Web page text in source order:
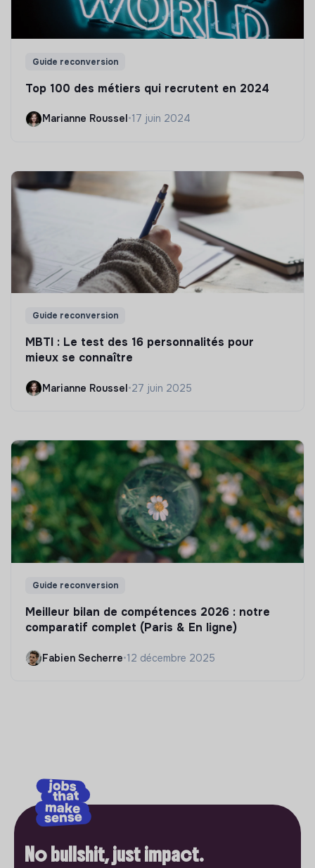
Guide reconversion
Top 100 des métiers qui recrutent en 2024
Marianne Roussel •17 juin 2024
Guide reconversion
MBTI : Le test des 16 personnalités pour
mieux se connaître
Marianne Roussel•27 juin 2025
Guide reconversion
Meilleur bilan de compétences 2026 : notre
comparatif complet (Paris & En ligne)
Fabien Secherre•12 décembre 2025
No bullshit, just impact.